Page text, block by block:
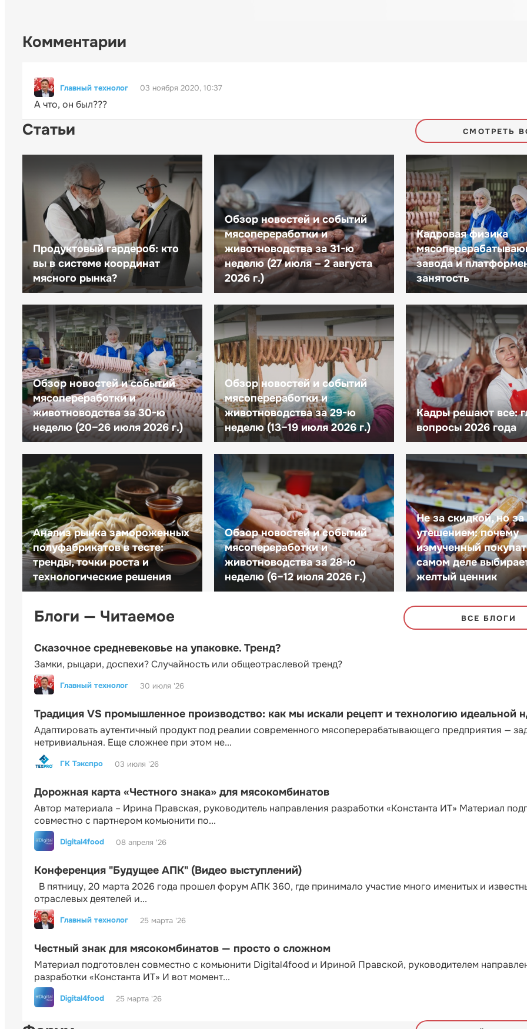
Комментарии
Главный технолог 03 ноября 2020, 10:37
А что, он был???
Статьи СМОТРЕТЬ
Продуктовый гардероб: кто
вы в системе координат
мясного рынка?
Обзор новостей и событий
мясопереработки и
животноводства за 31-ю
неделю (27 июля – 2 августа
2026 г.)
Кадровая физика
завода и
занятость
Обзор новостей и событий
мясопереработки и
животноводства за 30-ю
неделю (20–26 июля 2026 г.)
Обзор новостей и событий
мясопереработки и
животноводства за 29-ю
неделю (13–19 июля 2026 г.)
Кадры решают все:
вопросы 2026 года
Анализ рынка замороженных
полуфабрикатов в тесте:
тренды, точки роста и
технологические решения
Обзор новостей и событий
мясопереработки и
животноводства за 28-ю
неделю (6–12 июля 2026 г.)
Не за скидкой, но за
утешением: почему
измученный
самом деле
желтый ценник
Блоги — Читаемое ВСЕ БЛОГИ
Сказочное средневековье на упаковке. Тренд?
Замки, рыцари, доспехи? Случайность или общеотраслевой тренд?
Главный технолог 30 июля '26
Традиция VS промышленное производство: как мы искали рецепт и технологию идеальной
Адаптировать аутентичный продукт под реалии современного мясоперерабатывающего предприятия —
нетривиальная. Еще сложнее при этом не...
ГК Тэкспро 03 июля '26
Дорожная карта «Честного знака» для мясокомбинатов
Автор материала – Ирина Правская, руководитель направления разработки «Константа ИТ» Материал
совместно с партнером комьюнити по...
Digital4food 08 апреля '26
Конференция "Будущее АПК" (Видео выступлений)
В пятницу, 20 марта 2026 года прошел форум АПК 360, где принимало участие много именитых и
отраслевых деятелей и...
Главный технолог 25 марта '26
Честный знак для мясокомбинатов — просто о сложном
Материал подготовлен совместно с комьюнити Digital4food и Ириной Правской, руководителем
разработки «Константа ИТ» И вот момент...
Digital4food 25 марта '26